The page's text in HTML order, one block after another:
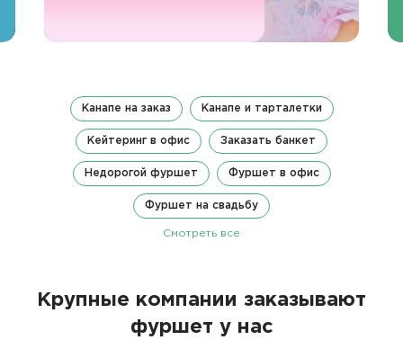
Канапе на заказ Канапе и тарталетки
Кейтеринг в офис Заказать банкет
Недорогой фуршет Фуршет в офис
Фуршет на свадьбу
Смотреть все
Крупные компании заказывают
фуршет у нас